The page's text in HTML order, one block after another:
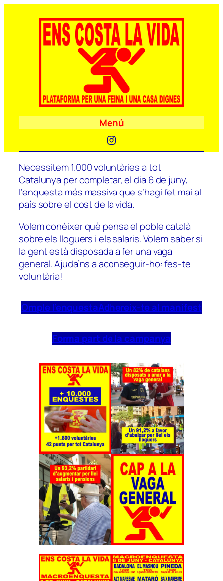
Menú
Instagram
Necessitem 1.000 voluntàries a tot
Catalunya per completar, el dia 6 de juny,
l’enquesta més massiva que s’hagi fet mai al
país sobre el cost de la vida.
Volem conèixer què pensa el poble català
sobre els lloguers i els salaris. Volem saber si
la gent està disposada a fer una vaga
general. Ajuda’ns a aconseguir-ho: fes-te
voluntària!
Omple l’enquestaAdhereix-te al manifest
Forma part de la campanya